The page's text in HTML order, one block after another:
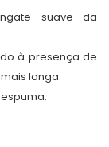
suave da
à presença de
longa.